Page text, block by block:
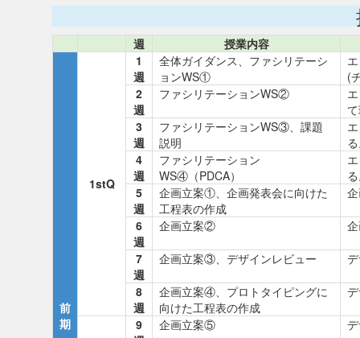
週 授業内容
前
期
1stQ
1
週
全体ガイダンス、ファシリテーシ
ョンWS①
(
2
週
ファシリテーションWS②
3
週
ファシリテーションWS③、課題
説明
4
週
ファシリテーション
WS④（PDCA）
5
週
企画立案①、企画発表会に向けた
工程表の作成
6
週
企画立案②
7
週
企画立案③、デザインレビュー
8
週
企画立案④、プロトタイピングに
向けた工程表の作成
9
企画立案⑤